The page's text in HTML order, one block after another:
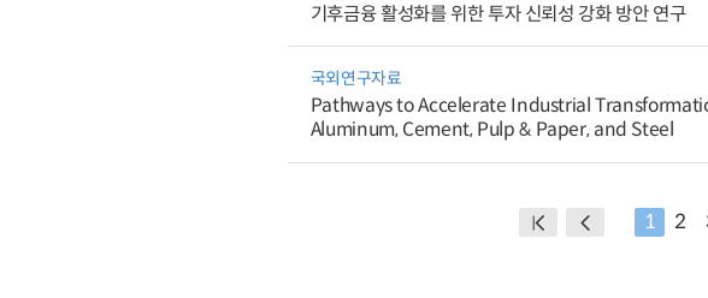
기후금융 활성화를 위한 투자 신뢰성 강화 방안 연구
국외연구자료
Pathways to Accelerate Industrial
Aluminum, Cement, Pulp & Paper, and Steel
1 2